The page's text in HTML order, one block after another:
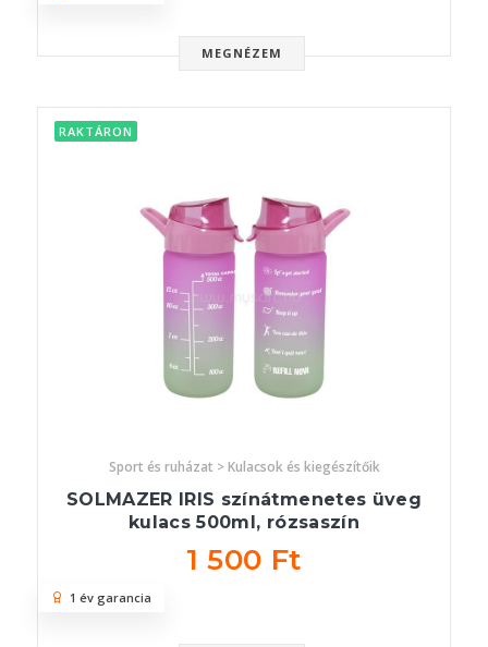
MEGNÉZEM
RAKTÁRON
Sport és ruházat > Kulacsok és kiegészítőik
SOLMAZER IRIS színátmenetes üveg
kulacs 500ml, rózsaszín
1 500 Ft
1 év garancia